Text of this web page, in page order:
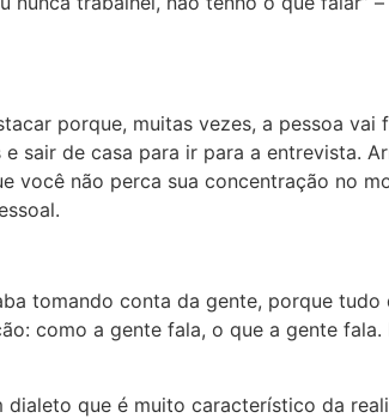
porque, muitas vezes, a pessoa
sair de casa para ir para a entrevista.
você não perca sua concentração no
tomando conta da gente, porque
como a gente fala, o que a gente
que é muito característico da